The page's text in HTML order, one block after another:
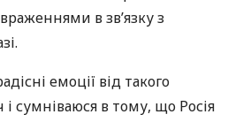
в зв’язку з
емоції від такого
сумніваюся в тому, що Росія